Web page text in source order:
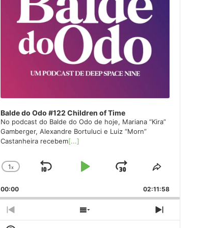
Balde do Odo #122 Children of Time
No podcast do Balde do Odo de hoje, Mariana “Kira”
Gamberger, Alexandre Bortuluci e Luiz “Morn”
Castanheira recebem[...]
Change
Rate
1x
Skip
Play
Jump
Forward
Share
Episode
00:00 02:11:58
Previous
Episode
Show
Next